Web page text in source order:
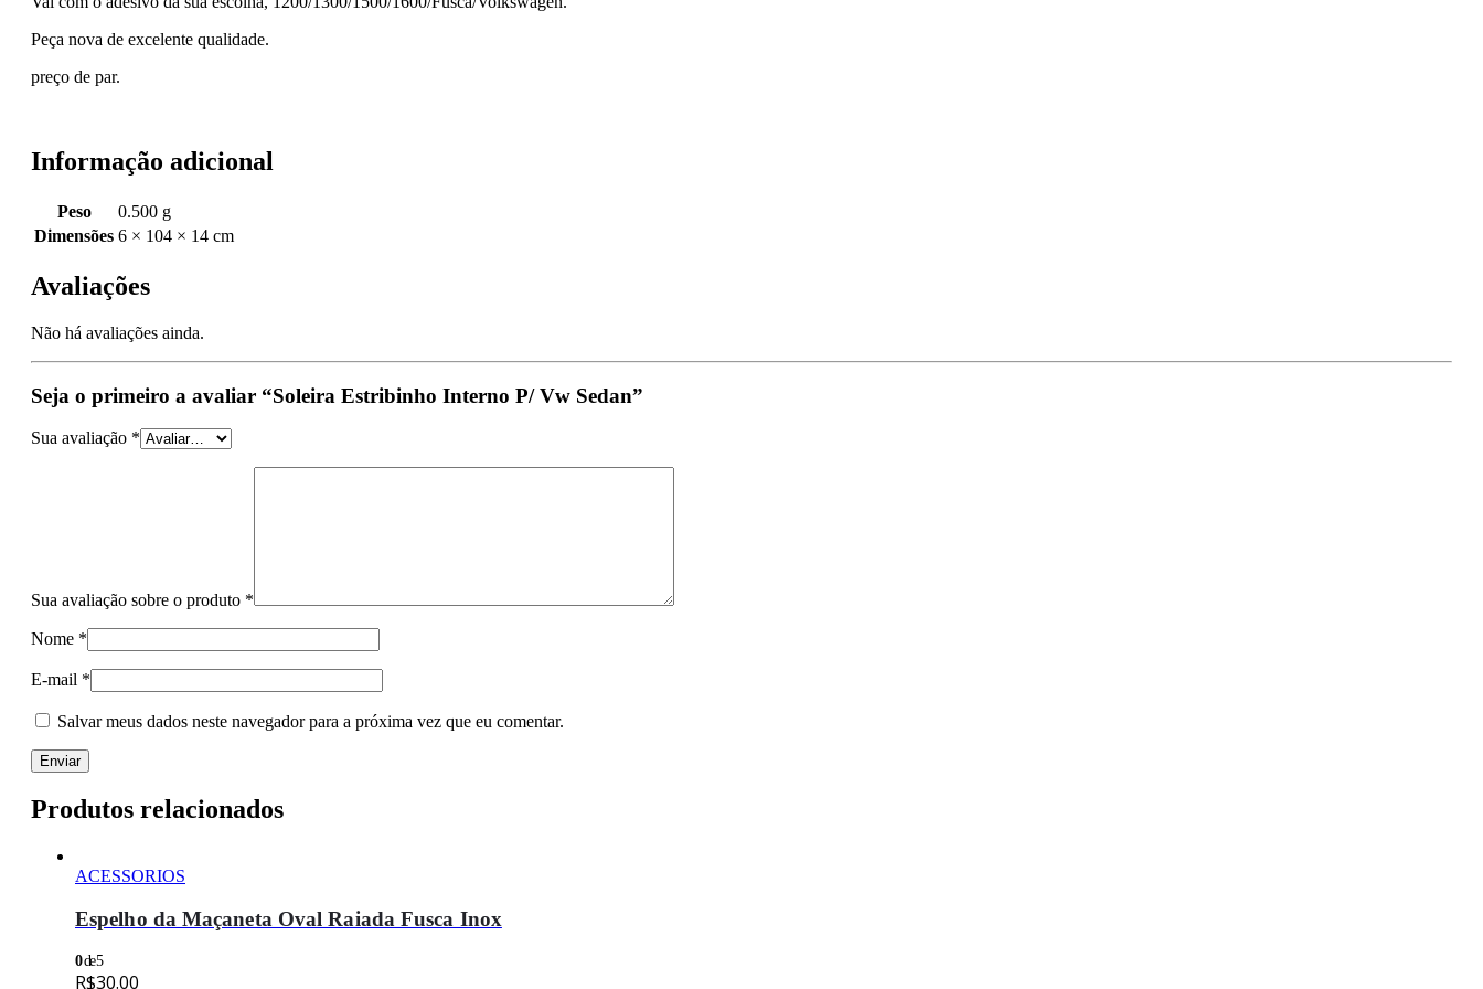
Peça nova de excelente qualidade.
preço de par.
Informação adicional
Peso
0.500 g
Dimensões 6 × 104 × 14 cm
Avaliações
Não há avaliações ainda.
Seja o primeiro a avaliar “Soleira Estribinho Interno P/ Vw Sedan”
Sua avaliação *
Sua avaliação sobre o produto *
Nome *
E-mail *
Salvar meus dados neste navegador para a próxima vez que eu comentar.
Produtos relacionados
ACESSORIOS
Espelho da Maçaneta Oval Raiada Fusca Inox
0de 5
R$30.00